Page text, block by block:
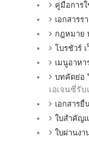
คู่มือการใ
เอกสารร
กฎหมาย
โบรชัวร์
เมนูอาหา
บทคัดย่อ
เอเจนซี่รั
เอกสารยื่
ใบสำคัญ
ใบผ่านงา